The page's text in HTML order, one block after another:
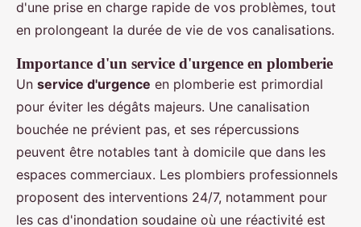
d'une prise en charge rapide de vos problèmes, tout
en prolongeant la durée de vie de vos canalisations.
Importance d'un service d'urgence en plomberie
Un service d'urgence en plomberie est primordial
pour éviter les dégâts majeurs. Une canalisation
bouchée ne prévient pas, et ses répercussions
peuvent être notables tant à domicile que dans les
espaces commerciaux. Les plombiers professionnels
proposent des interventions 24/7, notamment pour
les cas d'inondation soudaine où une réactivité est